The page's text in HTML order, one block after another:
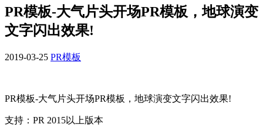
PR模板-大气片头开场PR模板，地球演变
文字闪出效果!
2019-03-25 PR模板
PR模板-大气片头开场PR模板，地球演变文字闪出效果!
支持：PR 2015以上版本